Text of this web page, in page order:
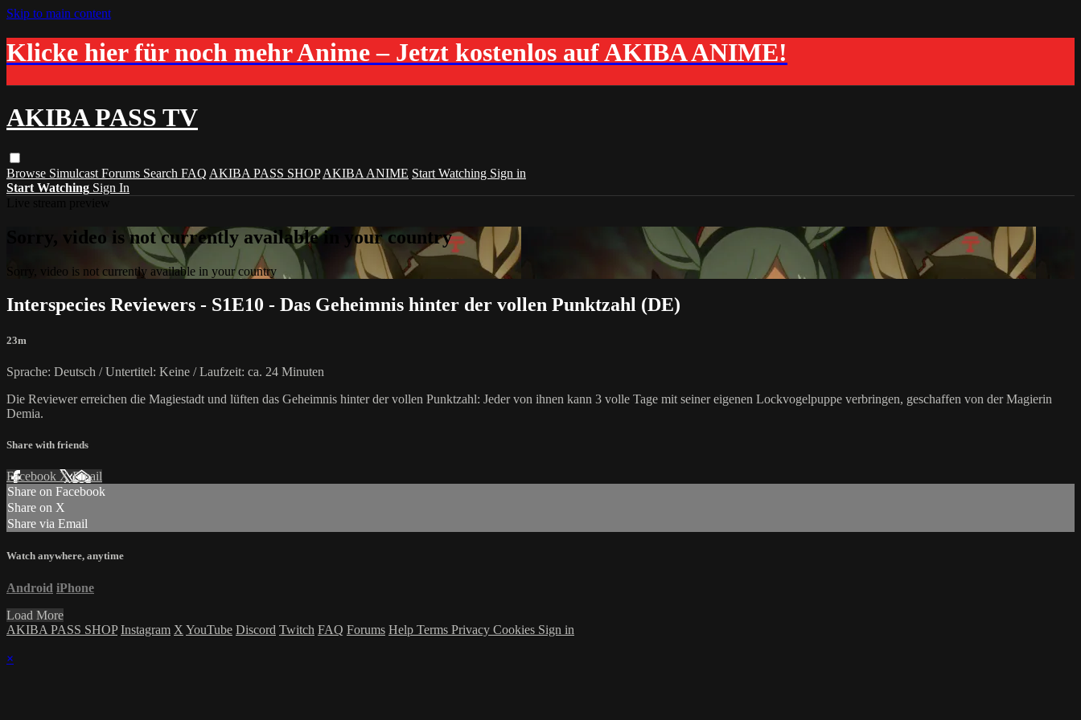
Skip to main content
Klicke hier für noch mehr Anime – Jetzt kostenlos auf AKIBA ANIME!
AKIBA PASS TV
Browse Simulcast Forums Search FAQ AKIBA PASS SHOP AKIBA ANIME Start Watching Sign in
Start Watching Sign In
Sorry, video is not currently available in your country
Sorry, video is not currently available in your country
Interspecies Reviewers - S1E10 - Das Geheimnis hinter der vollen Punktzahl (DE)
23m
Sprache: Deutsch / Untertitel: Keine / Laufzeit: ca. 24 Minuten
Die Reviewer erreichen die Magiestadt und lüften das Geheimnis hinter der vollen Punktzahl: Jeder von ihnen kann 3 volle Tage mit seiner eigenen Lockvogelpuppe verbringen, geschaffen von der Magierin
Demia.
Share with friends
Facebook XEmail
Share on Facebook
Share on X
Share via Email
Watch anywhere, anytime
Android iPhone
Load More
AKIBA PASS SHOP Instagram X YouTube Discord Twitch FAQ Forums Help Terms Privacy Cookies Sign in
×